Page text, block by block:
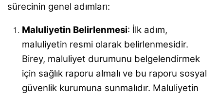
sürecinin genel adımları:
Maluliyetin Belirlenmesi: İlk adım,
maluliyetin resmi olarak belirlenmesidir.
Birey, maluliyet durumunu belgelendirmek
için sağlık raporu almalı ve bu raporu sosyal
güvenlik kurumuna sunmalıdır. Maluliyetin